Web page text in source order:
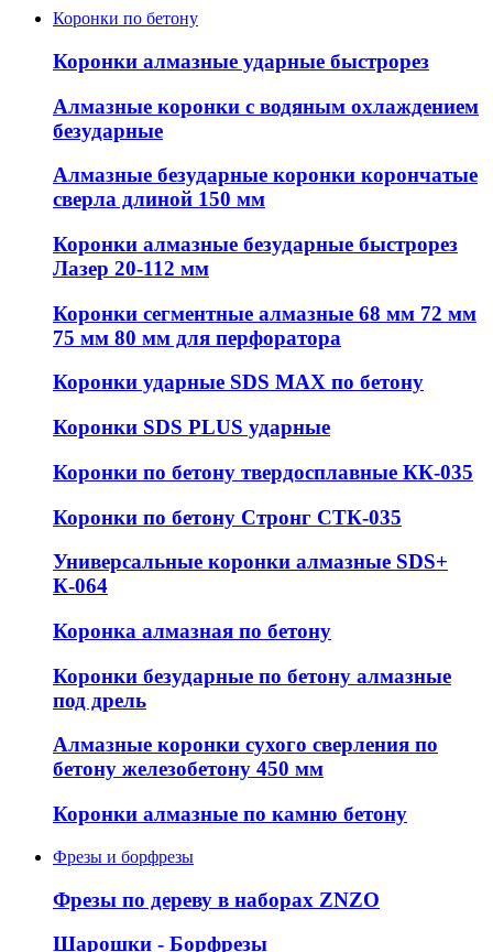
Коронки по бетону
Коронки алмазные ударные быстрорез
Алмазные коронки с водяным охлаждением
безударные
Алмазные безударные коронки корончатые
сверла длиной 150 мм
Коронки алмазные безударные быстрорез
Лазер 20-112 мм
Коронки сегментные алмазные 68 мм 72 мм
75 мм 80 мм для перфоратора
Коронки ударные SDS MAX по бетону
Коронки SDS PLUS ударные
Коронки по бетону твердосплавные КК-035
Коронки по бетону Стронг СТК-035
Универсальные коронки алмазные SDS+
К-064
Коронка алмазная по бетону
Коронки безударные по бетону алмазные
под дрель
Алмазные коронки сухого сверления по
бетону железобетону 450 мм
Коронки алмазные по камню бетону
Фрезы и борфрезы
Фрезы по дереву в наборах ZNZO
Шарошки - Борфрезы